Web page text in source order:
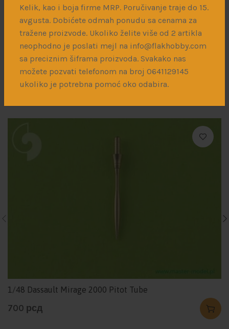
Kelik, kao i boja firme MRP. Poručivanje traje do 15.
avgusta. Dobićete odmah ponudu sa cenama za
tražene proizvode. Ukoliko želite više od 2 artikla
neophodno je poslati mejl na info@flakhobby.com
sa preciznim šiframa proizvoda. Svakako nas
možete pozvati telefonom na broj 0641129145
ukoliko je potrebna pomoć oko odabira.
BRAND
RAZMERA 1/72
Povezani proizvodi
1/48 Dassault Mirage 2000 Pitot Tube
700 рсд